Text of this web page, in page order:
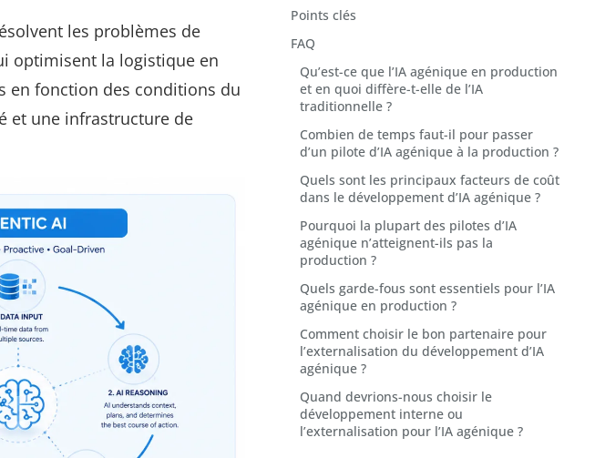
les problèmes de
optimisent la logistique en
en fonction des conditions du
et une infrastructure de
Points clés
FAQ
Qu’est-ce que l’IA agénique en production
et en quoi diffère-t-elle de l’IA
traditionnelle ?
Combien de temps faut-il pour passer
d’un pilote d’IA agénique à la production ?
Quels sont les principaux facteurs de coût
dans le développement d’IA agénique ?
Pourquoi la plupart des pilotes d’IA
agénique n’atteignent-ils pas la
production ?
Quels garde-fous sont essentiels pour l’IA
agénique en production ?
Comment choisir le bon partenaire pour
l’externalisation du développement d’IA
agénique ?
Quand devrions-nous choisir le
développement interne ou
l’externalisation pour l’IA agénique ?